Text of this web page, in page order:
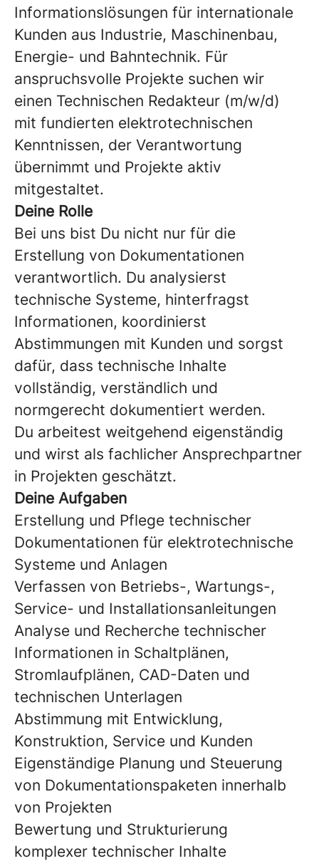
Informationslösungen für internationale
Kunden aus Industrie, Maschinenbau,
Energie- und Bahntechnik. Für
anspruchsvolle Projekte suchen wir
einen Technischen Redakteur (m/w/d)
mit fundierten elektrotechnischen
Kenntnissen, der Verantwortung
übernimmt und Projekte aktiv
mitgestaltet.
Deine Rolle
Bei uns bist Du nicht nur für die
Erstellung von Dokumentationen
verantwortlich. Du analysierst
technische Systeme, hinterfragst
Informationen, koordinierst
Abstimmungen mit Kunden und sorgst
dafür, dass technische Inhalte
vollständig, verständlich und
normgerecht dokumentiert werden.
Du arbeitest weitgehend eigenständig
und wirst als fachlicher Ansprechpartner
in Projekten geschätzt.
Deine Aufgaben
Erstellung und Pflege technischer
Dokumentationen für elektrotechnische
Systeme und Anlagen
Verfassen von Betriebs-, Wartungs-,
Service- und Installationsanleitungen
Analyse und Recherche technischer
Informationen in Schaltplänen,
Stromlaufplänen, CAD-Daten und
technischen Unterlagen
Abstimmung mit Entwicklung,
Konstruktion, Service und Kunden
Eigenständige Planung und Steuerung
von Dokumentationspaketen innerhalb
von Projekten
Bewertung und Strukturierung
komplexer technischer Inhalte